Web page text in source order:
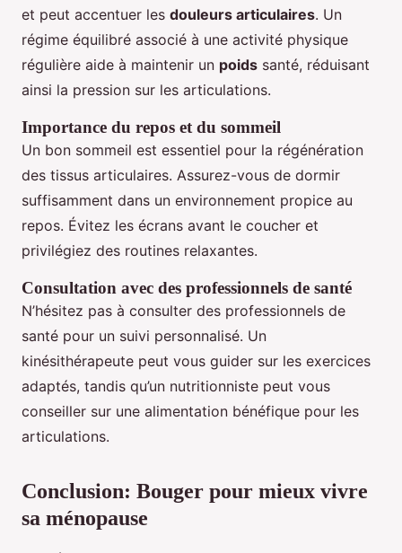
et peut accentuer les douleurs articulaires. Un
régime équilibré associé à une activité physique
régulière aide à maintenir un poids santé, réduisant
ainsi la pression sur les articulations.
Importance du repos et du sommeil
Un bon sommeil est essentiel pour la régénération
des tissus articulaires. Assurez-vous de dormir
suffisamment dans un environnement propice au
repos. Évitez les écrans avant le coucher et
privilégiez des routines relaxantes.
Consultation avec des professionnels de santé
N’hésitez pas à consulter des professionnels de
santé pour un suivi personnalisé. Un
kinésithérapeute peut vous guider sur les exercices
adaptés, tandis qu’un nutritionniste peut vous
conseiller sur une alimentation bénéfique pour les
articulations.
Conclusion: Bouger pour mieux vivre
sa ménopause